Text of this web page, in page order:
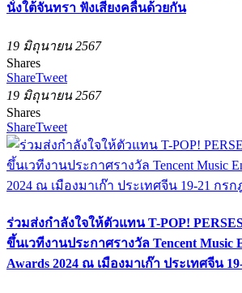
นั่งใต้จันทรา ฟังเสียงคลื่นด้วยกัน
19 มิถุนายน 2567
Shares
ShareTweet
19 มิถุนายน 2567
Shares
ShareTweet
ร่วมส่งกำลังใจให้ตัวแทน T-POP!
ขึ้นเวทีงานประกาศรางวัล Tencent Music
Awards 2024 ณ เมืองมาเก๊า ประเทศจีน